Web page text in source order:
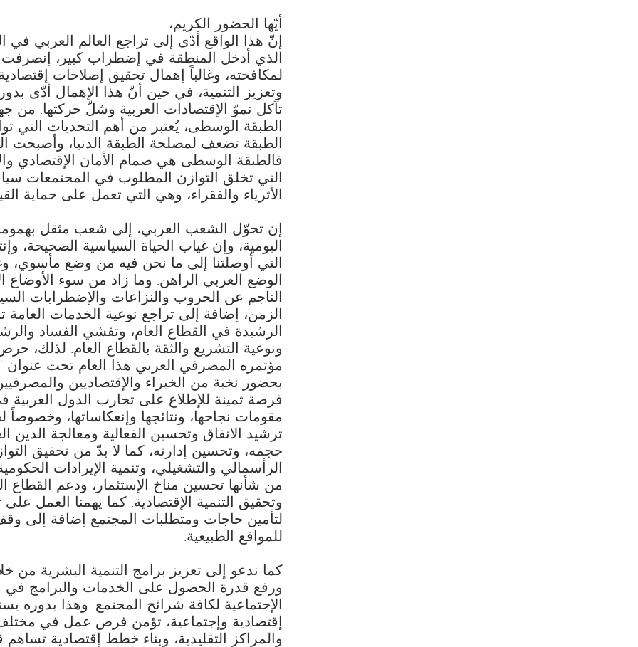
أيّها الحضور الكريم،
إنّ هذا الواقع أدّى إلى تراجع العالم العربي
الذي أدخل المنطقة في إضطراب كبير، إنصرفت
لمكافحته، وغالباً إهمال تحقيق إصلاحات
وتعزيز التنمية، في حين أنّ هذا الإهمال أدّى
تآكل نموّ الإقتصادات العربية وشلّ حركتها. من
الطبقة الوسطى، يُعتبر من أهم التحديات التي
الطبقة تضعف لمصلحة الطبقة الدنيا، وأصبحت
فالطبقة الوسطى هي صمام الأمان الإقتصادي
التي تخلق التوازن المطلوب في المجتمعات
الأثرياء والفقراء، وهي التي تعمل على حماية
إن تحوّل الشعب العربي، إلى شعب مثقل بهمومه
اليومية، وإن غياب الحياة السياسية الصحيحة،
التي أوصلتنا إلى ما نحن فيه من وضع مأسوي،
الوضع العربي الراهن. وما زاد من سوء الأوضاع
الناجم عن الحروب والنزاعات والإضطرابات
الزمن، إضافة إلى تراجع نوعية الخدمات
الرشيدة في القطاع العام، وتفشي الفساد
ونوعية التشريع والثقة بالقطاع العام. لذلك،
مؤتمره المصرفي العربي هذا العام تحت عنوان
بحضور نخبة من الخبراء والإقتصاديين
فرصة ثمينة للإطلاع على تجارب الدول العربية
مقومات نجاحها، ونتائجها وإنعكاساتها، وخصوصاً
ترشيد الانفاق وتحسين الفعالية ومعالجة
حجمه، وتحسين إدارته، كما لا بدّ من تحقيق
الرأسمالي والتشغيلي، وتنمية الإيرادات
من شأنها تحسين مناخ الإستثمار، ودعم القطاع
وتحقيق التنمية الإقتصادية. كما يهمنا العمل على
لتأمين حاجات ومتطلبات المجتمع إضافة إلى
للمواقع الطبيعية.
كما ندعو إلى تعزيز برامج التنمية البشرية من
ورفع قدرة الحصول على الخدمات والبرامج في
الإجتماعية لكافة شرائح المجتمع. وهذا بدوره
إقتصادية وإجتماعية، تؤمن فرص عمل في
والمراكز التقليدية، وبناء خطط إقتصادية